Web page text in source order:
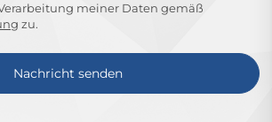
meiner Daten gemäß
zu.
Nachricht senden